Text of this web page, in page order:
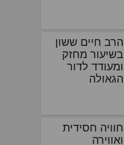
הרב חיים ששון
בשיעור מחזק
ומעודד לדור
הגאולה
חוויה חסידית
ואווירה